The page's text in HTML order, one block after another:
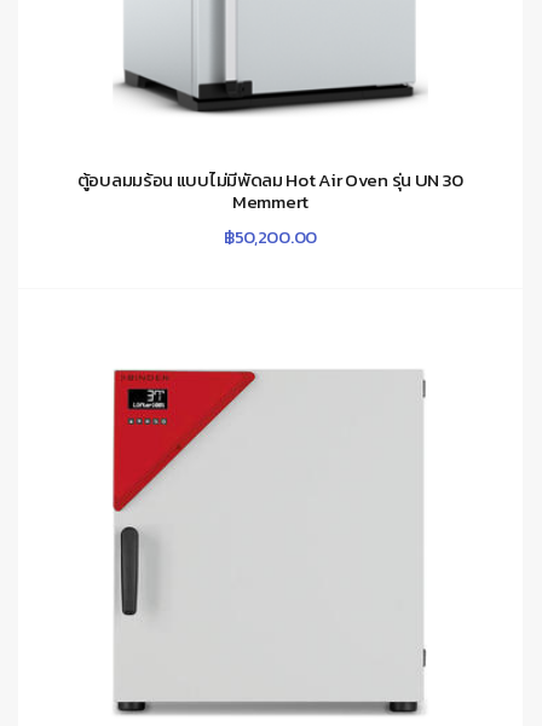
ตู้อบลมมร้อน แบบไม่มีพัดลม Hot Air Oven รุ่น UN 30
Memmert
฿50,200.00